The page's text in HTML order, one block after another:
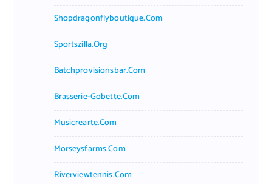
Shopdragonflyboutique.com
Sportszilla.org
Batchprovisionsbar.com
Brasserie-Gobette.com
Musicrearte.com
Morseysfarms.com
Riverviewtennis.com